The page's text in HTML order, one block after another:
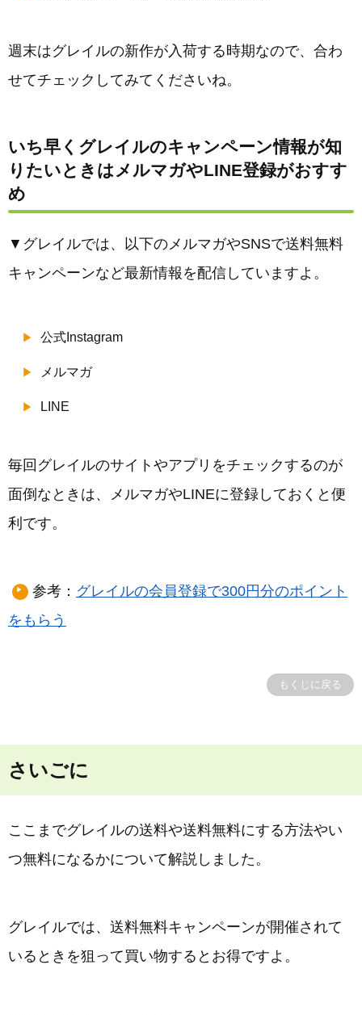
週末はグレイルの新作が入荷する時期なので、合わ
せてチェックしてみてくださいね。
いち早くグレイルのキャンペーン情報が知
りたいときはメルマガやLINE登録がおすす
め
▼グレイルでは、以下のメルマガやSNSで送料無料
キャンペーンなど最新情報を配信していますよ。
公式Instagram
メルマガ
LINE
毎回グレイルのサイトやアプリをチェックするのが
面倒なときは、メルマガやLINEに登録しておくと便
利です。
参考： グレイルの会員登録で300円分のポイント
をもらう
もくじに戻る
さいごに
ここまでグレイルの送料や送料無料にする方法やい
つ無料になるかについて解説しました。
グレイルでは、送料無料キャンペーンが開催されて
いるときを狙って買い物するとお得ですよ。